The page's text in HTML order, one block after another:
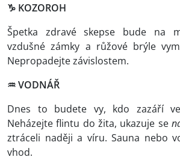
♑ KOZOROH
Špetka zdravé skepse bude na
vzdušné zámky a růžové brýle
Nepropadejte závislostem.
♒ VODNÁŘ
Dnes to budete vy, kdo zazáří
Neházejte flintu do žita, ukazuje se
ztráceli naději a víru. Sauna nebo
vhod.